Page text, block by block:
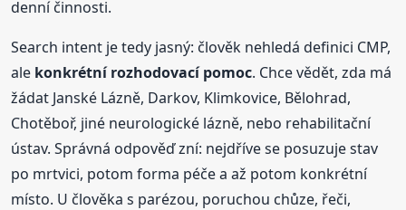
denní činnosti.
Search intent je tedy jasný: člověk nehledá definici CMP,
ale konkrétní rozhodovací pomoc. Chce vědět, zda má
žádat Janské Lázně, Darkov, Klimkovice, Bělohrad,
Chotěboř, jiné neurologické lázně, nebo rehabilitační
ústav. Správná odpověď zní: nejdříve se posuzuje stav
po mrtvici, potom forma péče a až potom konkrétní
místo. U člověka s parézou, poruchou chůze, řeči,